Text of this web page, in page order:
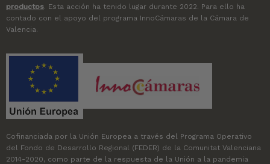
productos. Esta acción ha tenido lugar durante 2022. Para ello ha
contado con el apoyo del programa InnoCámaras de la Cámara de
Valencia.
Cofinanciada por la Unión Europea a través del Programa Operativo
del Fondo de Desarrollo Regional (FEDER) de la Comunitat Valenciana
2014-2020, como parte de la respuesta de la Unión a la pandemia